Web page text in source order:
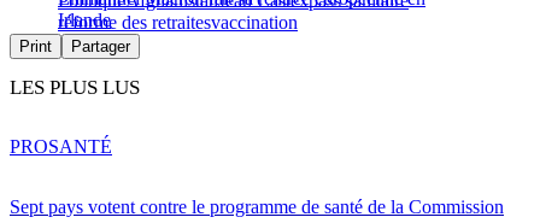
Irlande
réforme des retraitesvaccination
Print Partager
LES PLUS LUS
Sept pays votent contre le programme de santé de la Commission
PROSANTÉ